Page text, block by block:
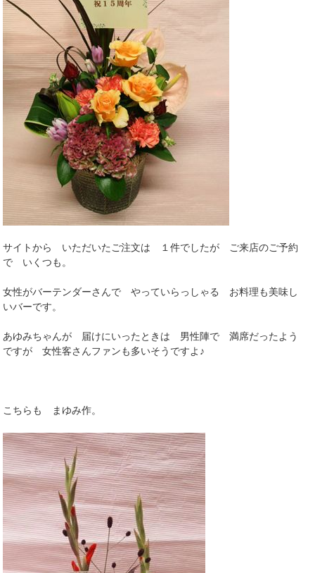
サイトから いただいたご注文は １件でしたが ご来店のご予約
で いくつも。
女性がバーテンダーさんで やっていらっしゃる お料理も美味し
いバーです。
あゆみちゃんが 届けにいったときは 男性陣で 満席だったよう
ですが 女性客さんファンも多いそうですよ♪
こちらも まゆみ作。